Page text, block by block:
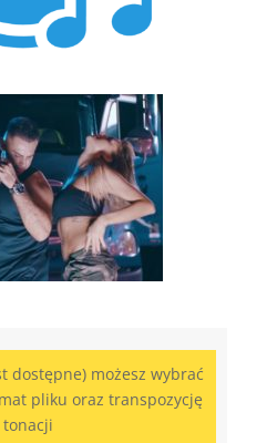
dostępne) możesz wybrać
pliku oraz transpozycję
tonacji